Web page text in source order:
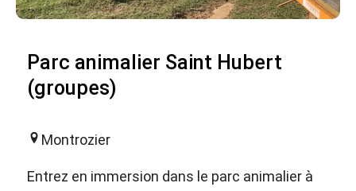
Parc animalier Saint Hubert
(groupes)
Montrozier
Entrez en immersion dans le parc animalier à